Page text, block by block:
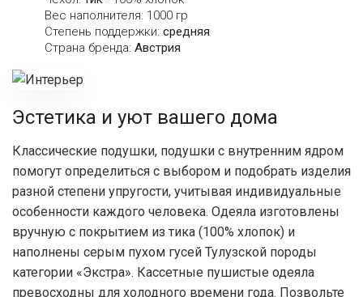
Вес наполнителя: 1000 гр
Степень поддержки: средняя
Страна бренда: Австрия
Эстетика и уют вашего дома
Классические подушки, подушки с внутренним ядром
помогут определиться с выбором и подобрать изделия
разной степени упругости, учитывая индивидуальные
особенности каждого человека. Одеяла изготовлены
вручную с покрытием из тика (100% хлопок) и
наполнены серым пухом гусей Тулузской породы
категории «Экстра». Кассетные пушистые одеяла
превосходны для холодного времени года. Позвольте